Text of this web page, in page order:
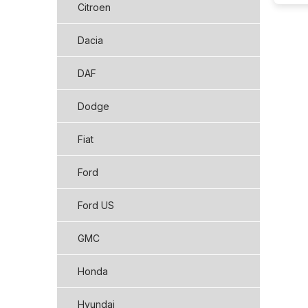
Citroen
Dacia
DAF
Dodge
Fiat
Ford
Ford US
GMC
Honda
Hyundai